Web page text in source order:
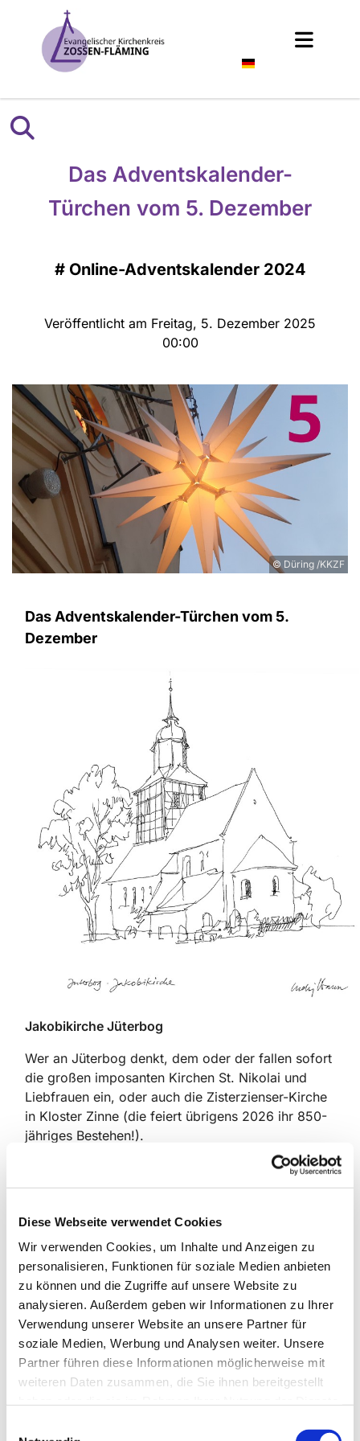
Diese Webseite verwendet Cookies
Wir verwenden Cookies, um Inhalte und Anzeigen zu
personalisieren, Funktionen für soziale Medien anbieten
zu können und die Zugriffe auf unsere Website zu
analysieren. Außerdem geben wir Informationen zu Ihrer
Verwendung unserer Website an unsere Partner für
soziale Medien, Werbung und Analysen weiter. Unsere
Partner führen diese Informationen möglicherweise mit
weiteren Daten zusammen, die Sie ihnen bereitgestellt
Das Adventskalender-
Türchen vom 5. Dezember
# Online-Adventskalender 2024
Veröffentlicht am Freitag, 5. Dezember 2025
00:00
© Düring /KKZF
Das Adventskalender-Türchen vom 5.
Dezember
Jakobikirche Jüterbog
Wer an Jüterbog denkt, dem oder der fallen sofort
die großen imposanten Kirchen St. Nikolai und
Liebfrauen ein, oder auch die Zisterzienser-Kirche
in Kloster Zinne (die feiert übrigens 2026 ihr 850-
jähriges Bestehen!).
Die Jakobi-Kirche am Neumarkt zieht - zu Unrecht
- weniger Interessierte an. Dabei ist sie genauso alt
Um 1200 herum wurde die Kirche aus teilweise
fein behauenen Feldsteinen am Jüterboger
Neumarkt errichtet. Der Dachturm mit
geschweifter Turmhaube ist allerdings erst aus
dem 18. Jahrhundert.
Aber vor allem das Innere beeindruckt: ein
aufwändig gestalteter, barocker Sandstein-Altar
zieht die Blicke an. Er zeigt seitlich Statuen von
Christus und Mose sowie über dem Gebälk das